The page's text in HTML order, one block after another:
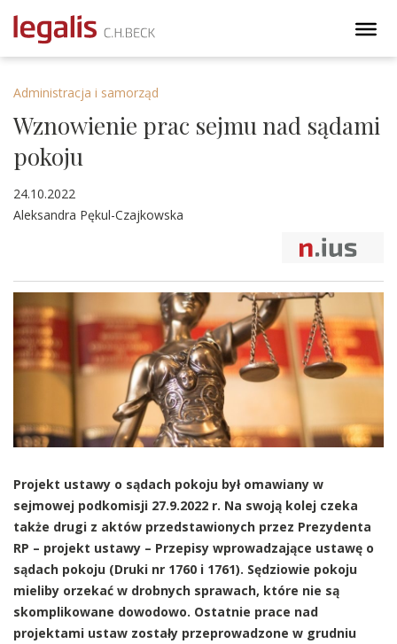
Administracja i samorząd
Wznowienie prac sejmu nad sądami
pokoju
24.10.2022
Aleksandra Pękul-Czajkowska
Projekt ustawy o sądach pokoju był omawiany w
sejmowej podkomisji 27.9.2022 r. Na swoją kolej czeka
także drugi z aktów przedstawionych przez Prezydenta
RP – projekt ustawy – Przepisy wprowadzające ustawę o
sądach pokoju (Druki nr 1760 i 1761). Sędziowie pokoju
mieliby orzekać w drobnych sprawach, które nie są
skomplikowane dowodowo. Ostatnie prace nad
projektami ustaw zostały przeprowadzone w grudniu